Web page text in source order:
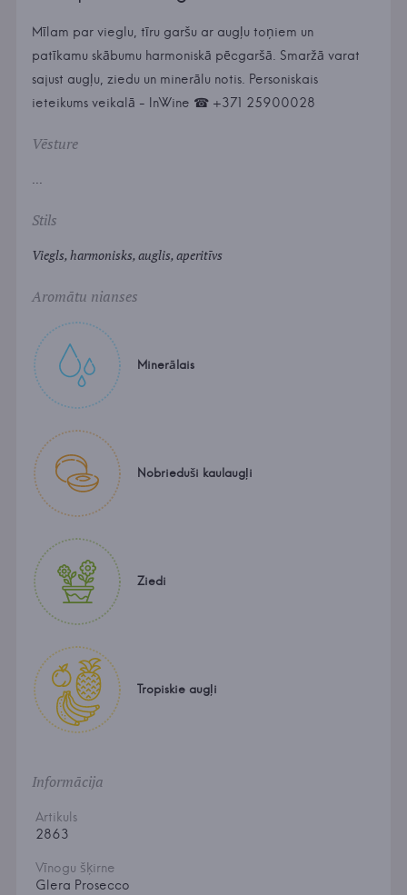
Mīlam par vieglu, tīru garšu ar augļu toņiem un
patīkamu skābumu harmoniskā pēcgaršā. Smaržā varat
sajust augļu, ziedu un minerālu notis. Personiskais
ieteikums veikalā - InWine ☎ +371 25900028
Vēsture
...
Stils
Viegls, harmonisks, auglis, aperitīvs
Aromātu nianses
Minerālais
Nobrieduši kaulaugļi
Ziedi
Tropiskie augļi
Informācija
Artikuls
2863
Vīnogu šķirne
Glera Prosecco